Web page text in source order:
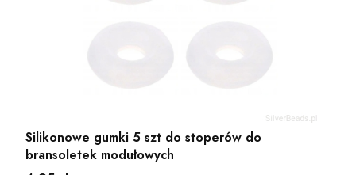
Silikonowe gumki 5 szt do stoperów do
bransoletek modułowych